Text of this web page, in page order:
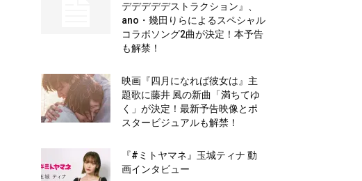
デデデデデストラクション』、
ano・幾田りらによるスペシャル
コラボソング2曲が決定！本予告
も解禁！
映画『四月になれば彼女は』主
題歌に藤井 風の新曲「満ちてゆ
く」が決定！最新予告映像とポ
スタービジュアルも解禁！
『#ミトヤマネ』玉城ティナ 動
画インタビュー